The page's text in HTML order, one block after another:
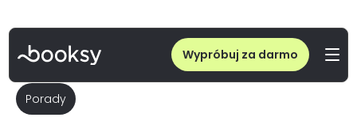
Wypróbuj za darmo
Porady